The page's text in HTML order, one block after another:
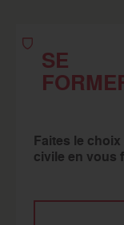
SE
Faites le
civile en vous